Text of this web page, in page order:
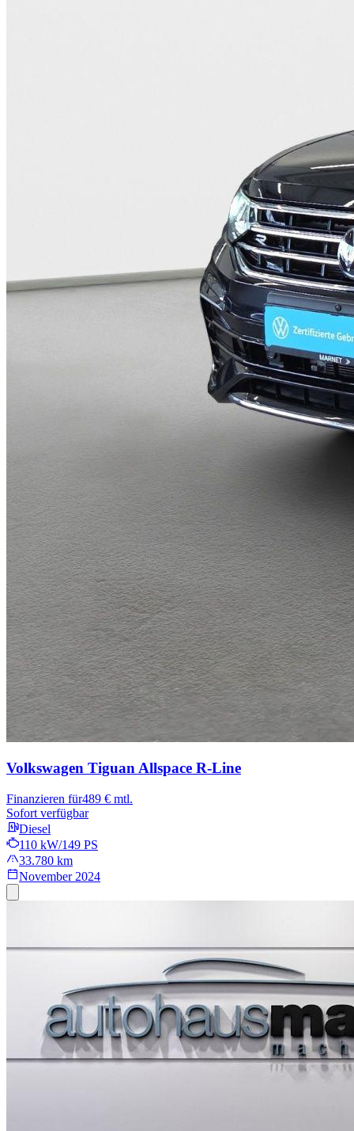
Volkswagen Tiguan Allspace R-Line
Finanzieren für489 € mtl.
Sofort verfügbar
Diesel
110 kW/149 PS
33.780 km
November 2024